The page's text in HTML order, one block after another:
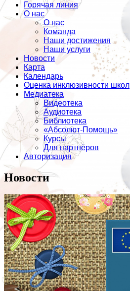
Горячая линия
О нас
О нас
Команда
Наши достижения
Наши услуги
Новости
Карта
Календарь
Оценка инклюзивности школ
Медиатека
Видеотека
Аудиотека
Библиотека
«Абсолют-Помощь»
Курсы
Для партнёров
Авторизация
Новости